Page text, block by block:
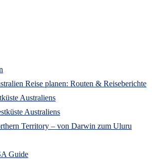
Reise planen: Routen & Reiseberichte
Australiens
Australiens
Territory – von Darwin zum Uluru
Guide